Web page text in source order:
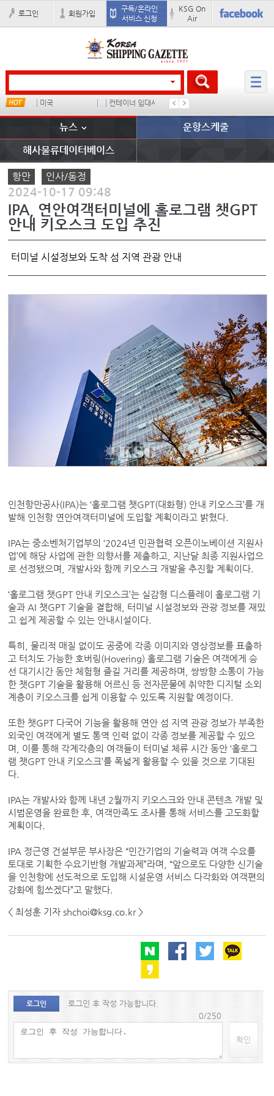
로그인 회원가입
구독/온라인
서비스 신청
KSG On
Air
미국 컨테이너 임대사 더블
뉴스 운항스케줄
해사물류데이터베이스
항만 인사/동정
2024-10-17 09:48
IPA, 연안여객터미널에 홀로그램 챗GPT
안내 키오스크 도입 추진
터미널 시설정보와 도착 섬 지역 관광 안내
인천항만공사(IPA)는 ‘홀로그램 챗GPT(대화형) 안내 키오스크’를 개
발해 인천항 연안여객터미널에 도입할 계획이라고 밝혔다.
IPA는 중소벤처기업부의 ‘2024년 민관협력 오픈이노베이션 지원사
업’에 해당 사업에 관한 의향서를 제출하고, 지난달 최종 지원사업으
로 선정됐으며, 개발사와 함께 키오스크 개발을 추진할 계획이다.
‘홀로그램 챗GPT 안내 키오스크’는 실감형 디스플레이 홀로그램 기
술과 AI 챗GPT 기술을 결합해, 터미널 시설정보와 관광 정보를 재밌
고 쉽게 제공할 수 있는 안내시설이다.
특히, 물리적 매질 없이도 공중에 각종 이미지와 영상정보를 표출하
고 터치도 가능한 호버링(Hovering) 홀로그램 기술은 여객에게 승
선 대기시간 동안 체험형 즐길 거리를 제공하며, 쌍방향 소통이 가능
한 챗GPT 기술을 활용해 어르신 등 전자문물에 취약한 디지털 소외
계층이 키오스크를 쉽게 이용할 수 있도록 지원할 예정이다.
또한 챗GPT 다국어 기능을 활용해 연안 섬 지역 관광 정보가 부족한
외국인 여객에게 별도 통역 인력 없이 각종 정보를 제공할 수 있으
며, 이를 통해 각계각층의 여객들이 터미널 체류 시간 동안 ‘홀로그
램 챗GPT 안내 키오스크’를 폭넓게 활용할 수 있을 것으로 기대된
다.
IPA는 개발사와 함께 내년 2월까지 키오스크와 안내 콘텐츠 개발 및
시범운영을 완료한 후, 여객만족도 조사를 통해 서비스를 고도화할
계획이다.
IPA 정근영 건설부문 부사장은 “민간기업의 기술력과 여객 수요를
토대로 기획한 수요기반형 개발과제”라며, “앞으로도 다양한 신기술
을 인천항에 선도적으로 도입해 시설운영 서비스 다각화와 여객편의
강화에 힘쓰겠다”고 말했다.
< 최성훈 기자 shchoi@ksg.co.kr >
로그인
로그인 후 작성 가능합니다.
0/250
확인